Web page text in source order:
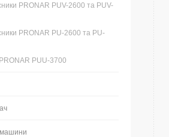
PRONAR PUV-2600 та PUV-
PRONAR PU-2600 та PU-
PUU-3700
машини